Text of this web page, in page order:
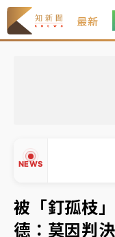
最新
NEWS
中信慈善基金會想
故宮《龍藏經》
周六起展出延長至
被「釘孤枝
德：莫因判